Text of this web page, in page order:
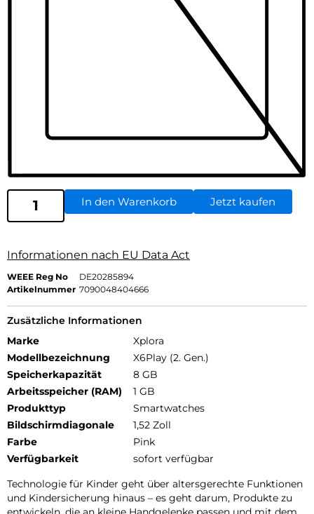
In den Warenkorb Jetzt kaufen
Informationen nach EU Data Act
WEEE Reg No
DE20285894
Artikelnummer 7090048404666
Zusätzliche Informationen
Marke
Xplora
Modellbezeichnung
X6Play (2. Gen.)
Speicherkapazität
8 GB
Arbeitsspeicher (RAM)
1 GB
Produkttyp
Smartwatches
Bildschirmdiagonale
1,52 Zoll
Farbe
Pink
Verfügbarkeit
sofort verfügbar
Technologie für Kinder geht über altersgerechte Funktionen
und Kindersicherung hinaus – es geht darum, Produkte zu